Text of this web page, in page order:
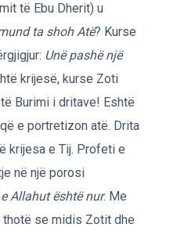
të Ebu Dherit) u
ta shoh Atë? Kurse
Unë pashë një
krijesë, kurse Zoti
Burimi i dritave! Eshtë
e portretizon atë. Drita
krijesa e Tij. Profeti e
në një porosi
Allahut është nur. Me
thotë se midis Zotit dhe